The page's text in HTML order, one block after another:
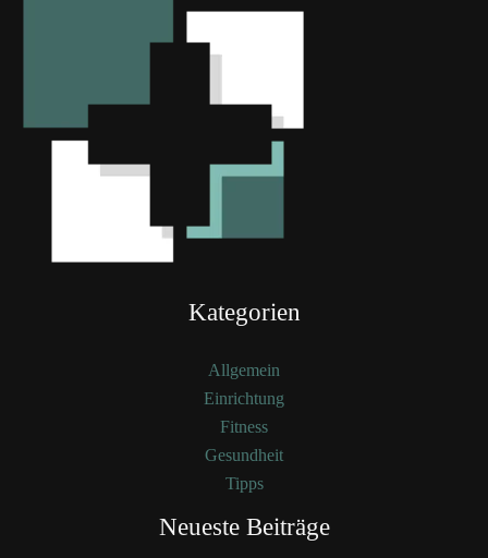
Kategorien
Allgemein
Einrichtung
Fitness
Gesundheit
Tipps
Neueste Beiträge